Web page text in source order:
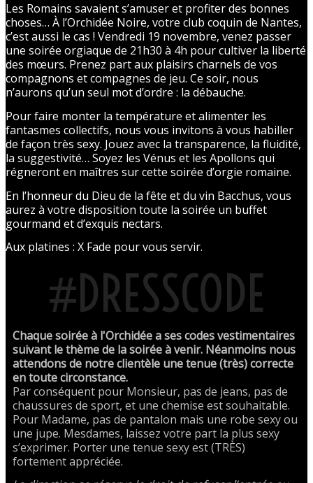
Les Romains savaient s’amuser et profiter des bonnes
choses… À l’Orchidée Noire, votre club coquin de Nantes,
c’est aussi le cas ! Vendredi 19 novembre, venez passer
une soirée orgiaque de 21h30 à 4h pour cultiver la liberté
des mœurs. Prenez part aux plaisirs charnels de vos
compagnons et compagnes de jeu. Ce soir, nous
n’aurons qu’un seul mot d’ordre : la débauche.
Pour faire monter la température et alimenter les
fantasmes collectifs, nous vous invitons à vous habiller
de façon très sexy. Jouez avec la transparence, la fluidité,
la suggestivité… Soyez les Vénus et les Apollons qui
régneront en maîtres sur cette soirée d’orgie romaine.
En l’honneur du Dieu de la fête et du vin Bacchus, vous
aurez à votre disposition toute la soirée un buffet
gourmand et d’exquis nectars.
Aux platines : X Fade pour vous servir.
#DRESSCODE
Chaque soirée à l'Orchidée a ses codes vestimentaires
suivant le thème de la soirée à venir. Néanmoins nous
attendons de notre clientèle une tenue (très) correcte
en toute circonstance.
Par conséquent pour Monsieur, pas de jeans, pas de
chaussures de sport, et une chemise est souhaitable.
Pour Madame, pas de pantalon mais une robe sexy ou
une jupe. Mesdames, laissez votre part la plus sexy
s’exprimer. Porter une tenue sexy est (TRÈS)
fortement appréciée.